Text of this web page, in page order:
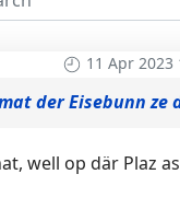
11 Apr 2023
der Eisebunn ze
well op där Plaz